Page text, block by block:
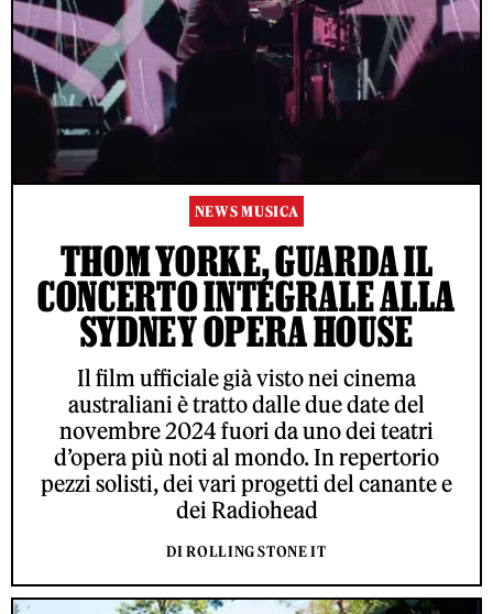
NEWS MUSICA
THOM YORKE, GUARDA IL
CONCERTO INTEGRALE ALLA
SYDNEY OPERA HOUSE
Il film ufficiale già visto nei cinema
australiani è tratto dalle due date del
novembre 2024 fuori da uno dei teatri
d’opera più noti al mondo. In repertorio
pezzi solisti, dei vari progetti del canante e
dei Radiohead
DI ROLLING STONE IT